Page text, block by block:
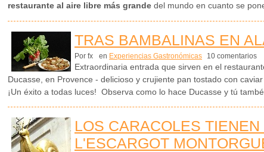
restaurante al aire libre más grande del mundo en cuanto se
TRAS BAMBALINAS EN
Por fx en Experiencias Gastronómicas 10 comentarios
Extraordinaria entrada que sirven en el
Ducasse, en Provence - delicioso y crujiente pan tostado con
¡Un éxito a todas luces! Observa como lo hace Ducasse y tú
LOS CARACOLES
L'ESCARGOT